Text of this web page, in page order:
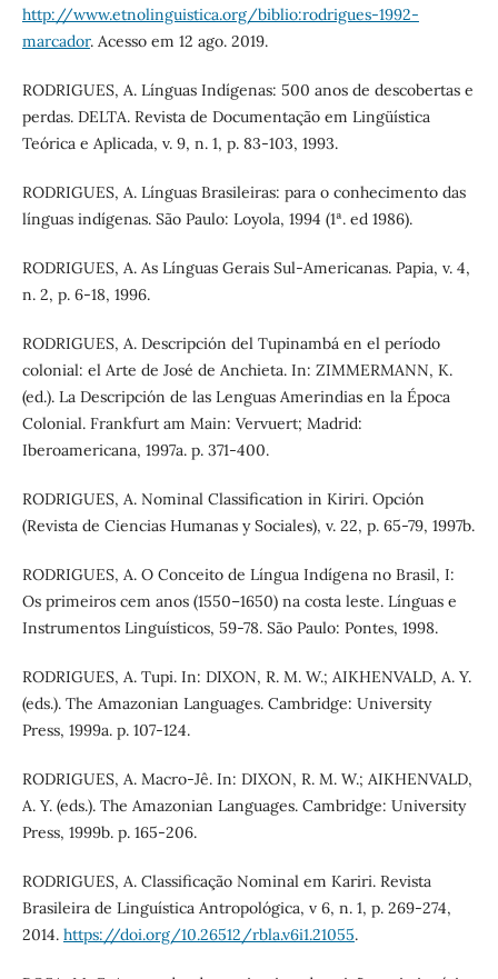
http://www.etnolinguistica.org/biblio:rodrigues-1992-
marcador. Acesso em 12 ago. 2019.
RODRIGUES, A. Línguas Indígenas: 500 anos de descobertas e
perdas. DELTA. Revista de Documentação em Lingüística
Teórica e Aplicada, v. 9, n. 1, p. 83-103, 1993.
RODRIGUES, A. Línguas Brasileiras: para o conhecimento das
línguas indígenas. São Paulo: Loyola, 1994 (1ª. ed 1986).
RODRIGUES, A. As Línguas Gerais Sul-Americanas. Papia, v. 4,
n. 2, p. 6-18, 1996.
RODRIGUES, A. Descripción del Tupinambá en el período
colonial: el Arte de José de Anchieta. In: ZIMMERMANN, K.
(ed.). La Descripción de las Lenguas Amerindias en la Época
Colonial. Frankfurt am Main: Vervuert; Madrid:
Iberoamericana, 1997a. p. 371-400.
RODRIGUES, A. Nominal Classification in Kiriri. Opción
(Revista de Ciencias Humanas y Sociales), v. 22, p. 65-79, 1997b.
RODRIGUES, A. O Conceito de Língua Indígena no Brasil, I:
Os primeiros cem anos (1550–1650) na costa leste. Línguas e
Instrumentos Linguísticos, 59-78. São Paulo: Pontes, 1998.
RODRIGUES, A. Tupi. In: DIXON, R. M. W.; AIKHENVALD, A. Y.
(eds.). The Amazonian Languages. Cambridge: University
Press, 1999a. p. 107-124.
RODRIGUES, A. Macro-Jê. In: DIXON, R. M. W.; AIKHENVALD,
A. Y. (eds.). The Amazonian Languages. Cambridge: University
Press, 1999b. p. 165-206.
RODRIGUES, A. Classificação Nominal em Kariri. Revista
Brasileira de Linguística Antropológica, v 6, n. 1, p. 269-274,
2014. https://doi.org/10.26512/rbla.v6i1.21055.